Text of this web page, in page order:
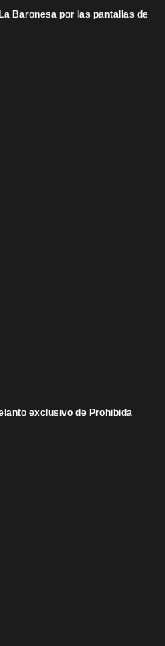
Baronesa por las pantallas de
exclusivo de Prohibida